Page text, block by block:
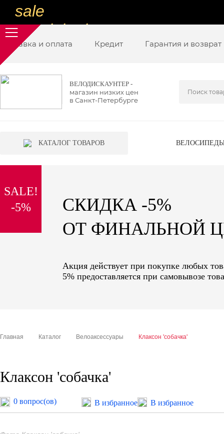
sale
special price
sale
низкие цены
вот дешево
special price
sale
надо брать
sale
Доставка и оплата Кредит Гарантия и возврат
ВЕЛОДИСКАУНТЕР -
магазин низких цен
в Санкт-Петербурге
КАТАЛОГ ТОВАРОВ
SALE!
-5%
СКИДКА -5%
ОТ ФИНАЛЬНОЙ
Акция действует при покупке любых
5% предоставляется при самовывозе
Главная Каталог Велоаксессуары Клаксон 'собачка'
Клаксон 'собачка'
0 вопрос(ов) В избранное В избранное